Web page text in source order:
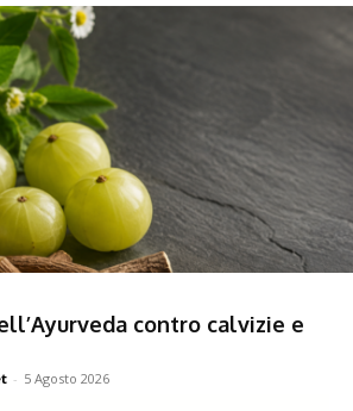
contro calvizie e
- 5 Agosto 2026